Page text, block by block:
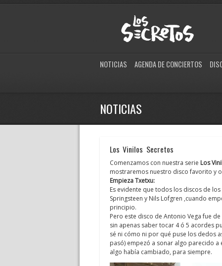
NOTICIAS AGENDA DE CONCIERTOS
NOTICIAS
Los Vinilos Secretos
Comenzamos con nuestra serie Los
mostraremos nuestro disco favorito y
Empieza Txetxu:
Es evidente que todos los discos de
Springsteen y Nils Lofgren ,cuando
principio.
Pero este disco de Antonio Vega fue
sin apenas saber tocar 4 ó 5 acordes
sé ni cómo ni por qué puse los dedos
pasó) empezó a sonar algo parecido
algo había cambiado, para siempre.